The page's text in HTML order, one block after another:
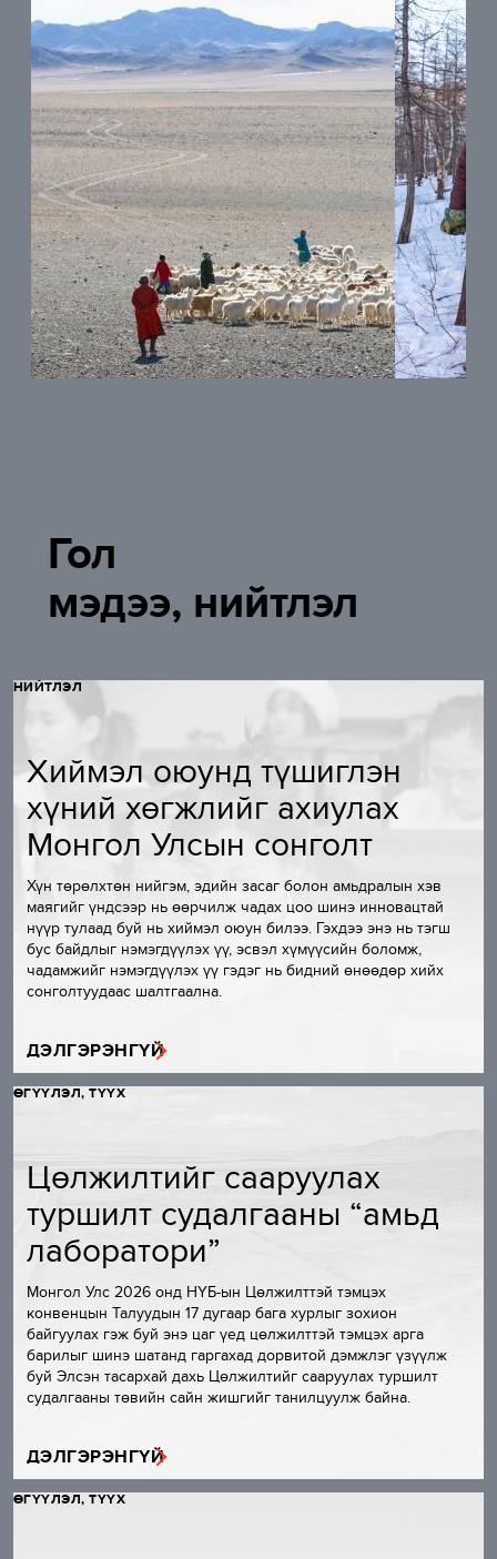
Гол
мэдээ, нийтлэл
НИЙТЛЭЛ
Хиймэл оюунд түшиглэн
хүний хөгжлийг ахиулах
Монгол Улсын сонголт
Хүн төрөлхтөн нийгэм, эдийн засаг болон амьдралын хэв
маягийг үндсээр нь өөрчилж чадах цоо шинэ инновацтай
нүүр тулаад буй нь хиймэл оюун билээ. Гэхдээ энэ нь тэгш
бус байдлыг нэмэгдүүлэх үү, эсвэл хүмүүсийн боломж,
чадамжийг нэмэгдүүлэх үү гэдэг нь бидний өнөөдөр хийх
сонголтуудаас шалтгаална.
ДЭЛГЭРЭНГҮЙ
ӨГҮҮЛЭЛ, ТҮҮХ
Цөлжилтийг сааруулах
туршилт судалгааны “амьд
лаборатори”
Монгол Улс 2026 онд НҮБ-ын Цөлжилттэй тэмцэх
конвенцын Талуудын 17 дугаар бага хурлыг зохион
байгуулах гэж буй энэ цаг үед цөлжилттэй тэмцэх арга
барилыг шинэ шатанд гаргахад дорвитой дэмжлэг үзүүлж
буй Элсэн тасархай дахь Цөлжилтийг сааруулах туршилт
судалгааны төвийн сайн жишгийг танилцуулж байна.
ДЭЛГЭРЭНГҮЙ
ӨГҮҮЛЭЛ, ТҮҮХ